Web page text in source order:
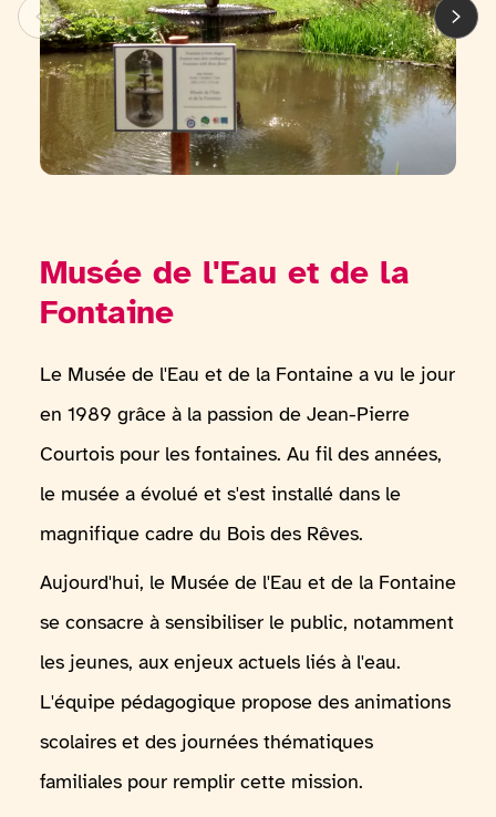
Musée de l'Eau et de la
Fontaine
Le Musée de l'Eau et de la Fontaine a vu le jour
en 1989 grâce à la passion de Jean-Pierre
Courtois pour les fontaines. Au fil des années,
le musée a évolué et s'est installé dans le
magnifique cadre du Bois des Rêves.
Aujourd'hui, le Musée de l'Eau et de la Fontaine
se consacre à sensibiliser le public, notamment
les jeunes, aux enjeux actuels liés à l'eau.
L'équipe pédagogique propose des animations
scolaires et des journées thématiques
familiales pour remplir cette mission.